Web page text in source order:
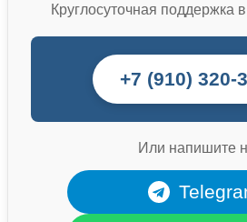
Круглосуточная поддержка
+7 (910) 320-
Или напишите